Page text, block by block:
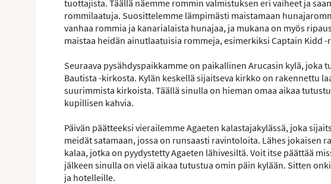
tuottajista. Täällä näemme rommin valmistuksen eri vaiheet ja
rommilaatuja. Suosittelemme lämpimästi maistamaan
vanhaa rommia ja kanarialaista hunajaa, ja mukana on myös
maistaa heidän ainutlaatuisia rommeja, esimerkiksi Captain Kidd -
Seuraava pysähdyspaikkamme on paikallinen Arucasin kylä, joka
Bautista -kirkosta. Kylän keskellä sijaitseva kirkko on rakennettu
suurimmista kirkoista. Täällä sinulla on hieman omaa aikaa
kupillisen kahvia.
Päivän päätteeksi vierailemme Agaeten kalastajakylässä, joka
meidät satamaan, jossa on runsaasti ravintoloita. Lähes jokaisen
kalaa, jotka on pyydystetty Agaeten lähivesiltä. Voit itse päättää
jälkeen sinulla on vielä aikaa tutustua omin päin kylään. Sitten
ja hotelleille.